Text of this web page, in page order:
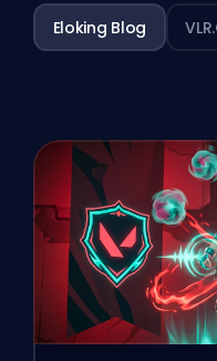
Eloking Blog